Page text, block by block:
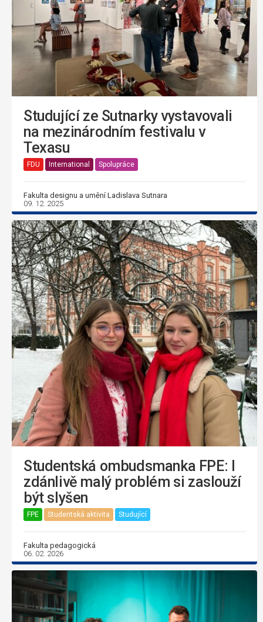
Studující ze Sutnarky vystavovali
na mezinárodním festivalu v
Texasu
FDU International Spolupráce
Fakulta designu a umění Ladislava Sutnara
09. 12. 2025
Studentská ombudsmanka FPE: I
zdánlivě malý problém si zaslouží
být slyšen
FPE Studentská aktivita Studující
Fakulta pedagogická
06. 02. 2026